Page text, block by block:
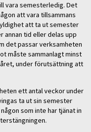
vara semesterledig. Det
att vara tillsammans
att ta ut semester
annan tid eller delas upp
det passar verksamheten
måste sammanlagt minst
under förutsättning att
ett antal veckor under
ta ut sin semester
som inte har tjänat in